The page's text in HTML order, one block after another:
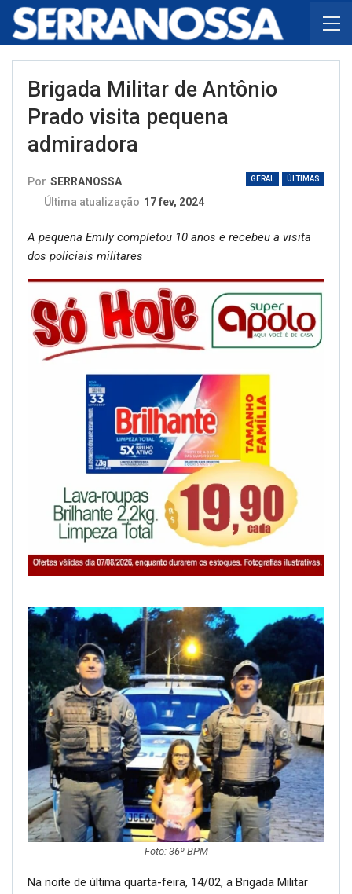
Brigada Militar de Antônio
Prado visita pequena
admiradora
GERAL ÚLTIMAS
Por SERRANOSSA
Última atualização 17 fev, 2024
A pequena Emily completou 10 anos e recebeu a visita
dos policiais militares
Foto: 36º BPM
Na noite de última quarta-feira, 14/02, a Brigada Militar